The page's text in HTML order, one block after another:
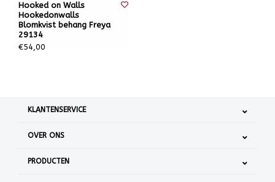
Hooked on Walls
Hookedonwalls
Blomkvist behang Freya
29134
€54,00
KLANTENSERVICE
OVER ONS
PRODUCTEN